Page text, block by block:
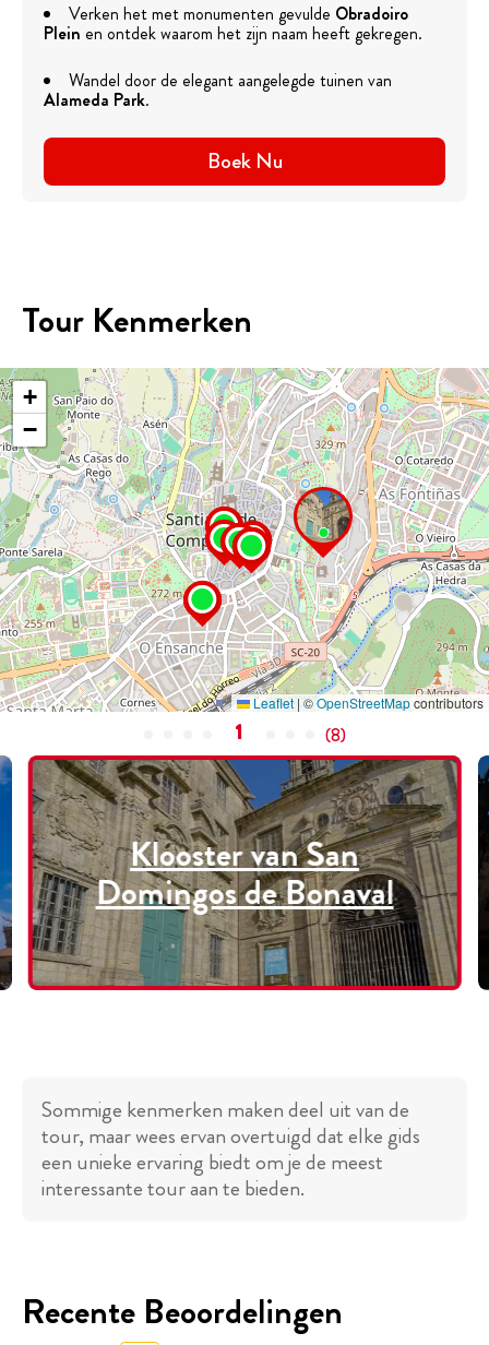
Verken het met monumenten gevulde Obradoiro
Plein en ontdek waarom het zijn naam heeft gekregen.
Wandel door de elegant aangelegde tuinen van
Alameda Park.
Boek Nu
Tour Kenmerken
+
−
Leaflet | ©OpenStreetMapcontributors
1 (8)
Klooster van San
Domingos de Bonaval
Sommige kenmerken maken deel uit van de
tour, maar wees ervan overtuigd dat elke gids
een unieke ervaring biedt om je de meest
interessante tour aan te bieden.
Recente Beoordelingen